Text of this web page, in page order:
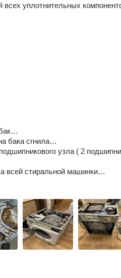
всех уплотнительных
бака сгнила…
узла ( 2
всей стиральной машинки…